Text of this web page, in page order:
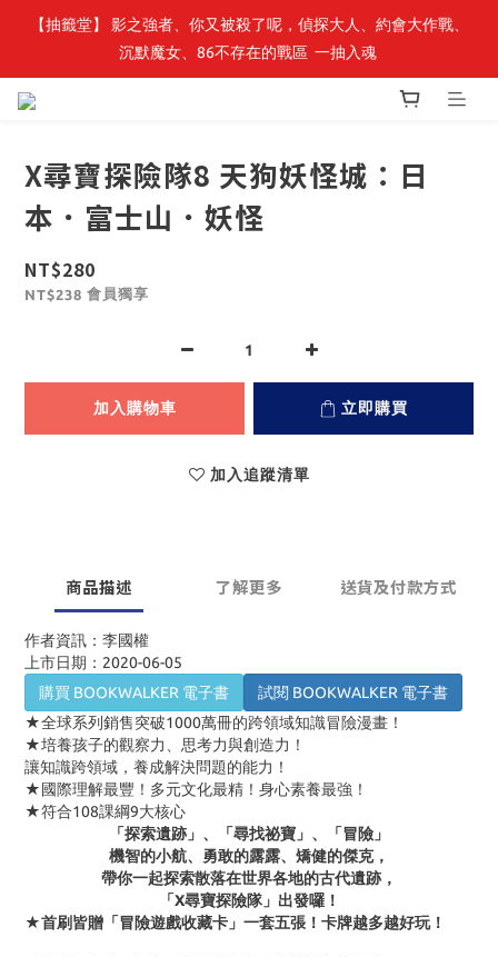
最新開賣🔥「全知讀者視角」 周邊商品
【抽籤堂】 影之強者、你又被殺了呢，偵探大人、約會大作戰、
沉默魔女、86不存在的戰區  一抽入魂
X尋寶探險隊8 天狗妖怪城：日
本．富士山．妖怪
NT$280
NT$238 會員獨享
加入購物車 立即購買
加入追蹤清單
商品描述 了解更多 送貨及付款方式
作者資訊：李國權
上市日期：2020-06-05
購買 BOOKWALKER 電子書
試閱 BOOKWALKER 電子書
★全球系列銷售突破1000萬冊的跨領域知識冒險漫畫！
★培養孩子的觀察力、思考力與創造力！
讓知識跨領域，養成解決問題的能力！
★國際理解最豐！多元文化最精！身心素養最強！
★符合108課綱9大核心
「探索遺跡」、「尋找祕寶」、「冒險」
機智的小航、勇敢的露露、矯健的傑克，
帶你一起探索散落在世界各地的古代遺跡，
「X尋寶探險隊」出發囉！
★首刷皆贈「冒險遊戲收藏卡」一套五張！卡牌越多越好玩！